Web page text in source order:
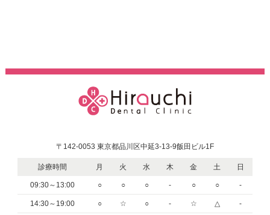
〒142-0053 東京都品川区中延3-13-9飯田ビル1F
診療時間 月 火 水 木 金 土 日
09:30～13:00 ○ ○ ○ - ○ ○ -
14:30～19:00 ○ ☆ ○ - ☆ △ -